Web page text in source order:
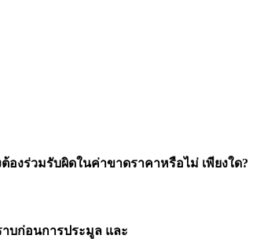
งร่วมรับผิดในค่าขาดราคาหรือไม่ เพียงใด?
าบก่อนการประมูล และ